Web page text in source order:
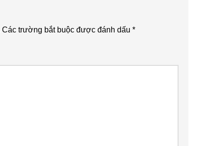
Các trường bắt buộc được đánh dấu *